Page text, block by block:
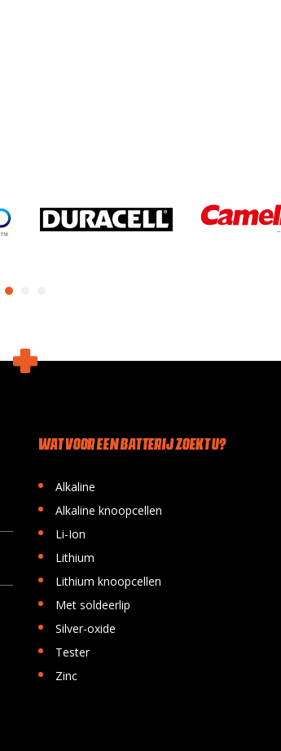
WAT VOOR EEN BATTERIJ ZOEKT U?
• Alkaline
• Alkaline knoopcellen
• Li-Ion
• Lithium
• Lithium knoopcellen
• Met soldeerlip
• Silver-oxide
• Tester
• Zinc